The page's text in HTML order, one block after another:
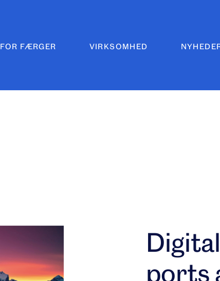
FOR FÆRGER VIRKSOMHED
ports